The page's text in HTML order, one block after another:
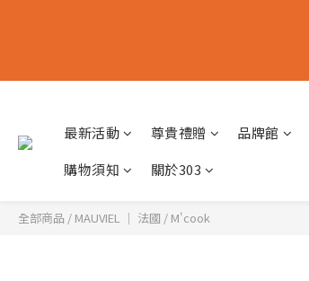
最新活動 尊貴禮贈 品牌館
購物須知
關於303
全部商品 / MAUVIEL │ 法國 / M'cook